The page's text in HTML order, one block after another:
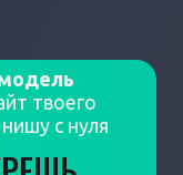
твоего
с нуля